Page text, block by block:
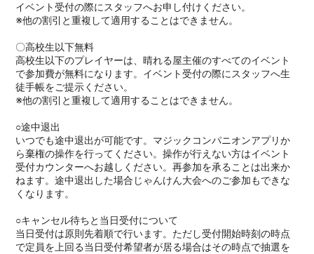
イベント受付の際にスタッフへお申し付けください。
※他の割引と重複して適用することはできません。
〇高校生以下無料
高校生以下のプレイヤーは、晴れる屋主催のすべてのイベント
で参加費が無料になります。イベント受付の際にスタッフへ生
徒手帳をご提示ください。
※他の割引と重複して適用することはできません。
○途中退出
いつでも途中退出が可能です。マジックコンパニオンアプリか
ら棄権の操作を行ってください。操作が行えない方はイベント
受付カウンターへお越しください。再参加を承ることは出来か
ねます。途中退出した場合じゃんけん大会へのご参加もできな
くなります。
○キャンセル待ちと当日受付について
当日受付は原則先着順で行います。ただし受付開始時刻の時点
で定員を上回る当日受付希望者が居る場合はその時点で抽選を